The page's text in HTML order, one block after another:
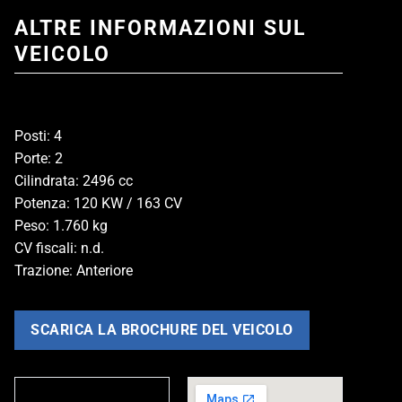
ALTRE INFORMAZIONI SUL
VEICOLO
Posti: 4
Porte: 2
Cilindrata: 2496 cc
Potenza: 120 KW / 163 CV
Peso: 1.760 kg
CV fiscali: n.d.
Trazione: Anteriore
SCARICA LA BROCHURE DEL VEICOLO